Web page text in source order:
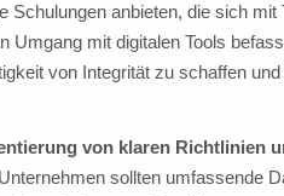
Schulungen anbieten, die sich
Umgang mit digitalen Tools
von Integrität zu schaffen
von klaren Richtlinien
sollten umfassende